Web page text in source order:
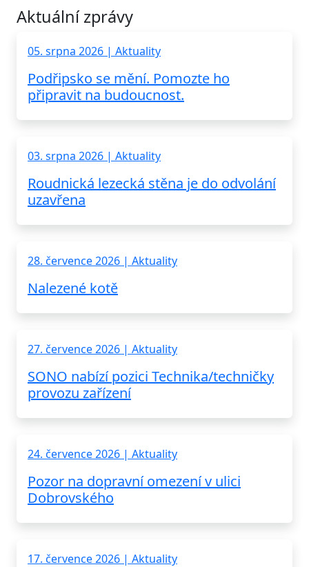
Aktuální zprávy
05. srpna 2026 | Aktuality
Podřipsko se mění. Pomozte ho
připravit na budoucnost.
03. srpna 2026 | Aktuality
Roudnická lezecká stěna je do odvolání
uzavřena
28. července 2026 | Aktuality
Nalezené kotě
27. července 2026 | Aktuality
SONO nabízí pozici Technika/techničky
provozu zařízení
24. července 2026 | Aktuality
Pozor na dopravní omezení v ulici
Dobrovského
17. července 2026 | Aktuality